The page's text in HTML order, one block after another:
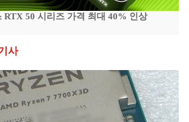
RTX 50 시리즈 가격 최대 40% 인상
사